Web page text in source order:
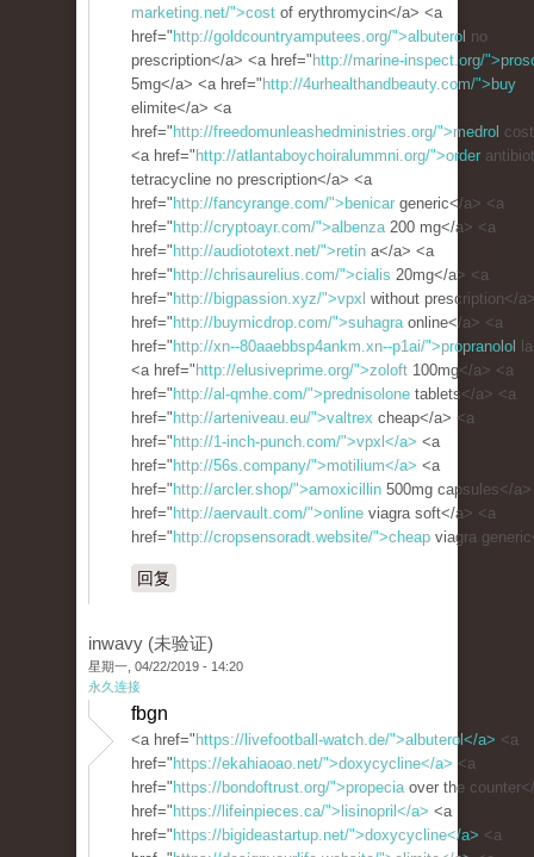
marketing.net/">cost of erythromycin</a> <a
href=" http://goldcountryamputees.org/">albuterol no
prescription</a> <a href=" http://marine-inspect.org/
5mg</a> <a href=" http://4urhealthandbeauty.com/">buy
elimite</a> <a
href=" http://freedomunleashedministries.org/">medrol
<a href=" http://atlantaboychoiralummni.org/">order
tetracycline no prescription</a> <a
href=" http://fancyrange.com/">benicar generic</a> <a
href=" http://cryptoayr.com/">albenza200 mg</a> <a
href=" http://audiototext.net/">retin a</a> <a
href=" http://chrisaurelius.com/">cialis 20mg</a> <a
href=" http://bigpassion.xyz/">vpxl without prescription</
href=" http://buymicdrop.com/">suhagraonline</a> <a
href=" http://xn--80aaebbsp4ankm.xn--p1ai/">propranolol
<a href=" http://elusiveprime.org/">zoloft 100mg</a> <a
href=" http://al-qmhe.com/">prednisolone tablets</a> <a
href=" http://arteniveau.eu/">valtrex cheap</a> <a
href=" http://1-inch-punch.com/">vpxl</a> <a
href=" http://56s.company/">motilium</a> <a
href=" http://arcler.shop/">amoxicillin 500mg capsules</
href=" http://aervault.com/">online viagra soft</a> <a
href=" http://cropsensoradt.website/">cheap viagra
回复
inwavy (未验证)
星期一, 04/22/2019 - 14:20
永久连接
fbgn
<a href=" https://livefootball-watch.de/">albuterol</a> <a
href=" https://ekahiaoao.net/">doxycycline</a> <a
href=" https://bondoftrust.org/">propeciaover the
href=" https://lifeinpieces.ca/">lisinopril</a> <a
href=" https://bigideastartup.net/">doxycycline</a> <a